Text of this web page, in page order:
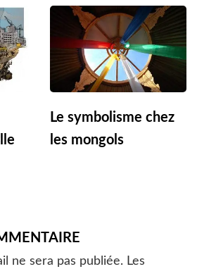
Le symbolisme chez
les mongols
ne sera pas publiée. Les